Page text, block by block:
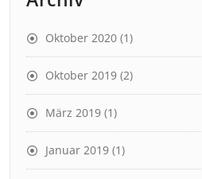
Oktober 2020 (1)
Oktober 2019 (2)
März 2019 (1)
Januar 2019 (1)